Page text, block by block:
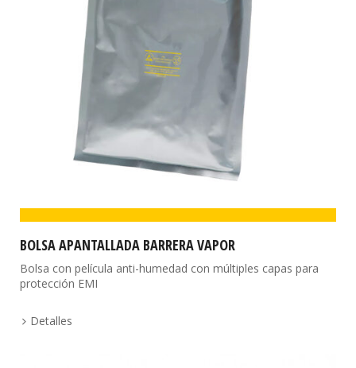
BOLSA APANTALLADA BARRERA VAPOR
Bolsa con película anti-humedad con múltiples capas para
protección EMI
Detalles